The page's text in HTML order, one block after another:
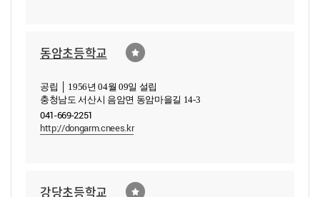
동암초등학교
공립 │ 1956년 04월 09일 설립
충청남도 서산시 음암면 동암마을길 14-3
041-669-2251
http://dongarm.cnees.kr
강당초등학교